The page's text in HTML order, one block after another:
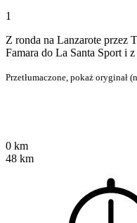
1
Z ronda na Lanzarote przez
Famara do La Santa Sport i
Przetłumaczone, pokaż oryginał
0 km
48 km